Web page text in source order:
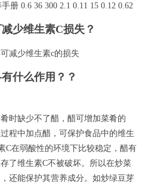
0.6 36 300 2.1 0.11 15 0.12 0.62
少维生素C损失？
减少维生素c的损失
什么作用？？
时缺少不了醋，醋可增加菜肴的
程中加点醋，可保护食品中的维生
C在弱酸性的环境下比较稳定，醋有
了维生素C不被破坏。所以在炒菜
还能保护其营养成分。如炒绿豆芽